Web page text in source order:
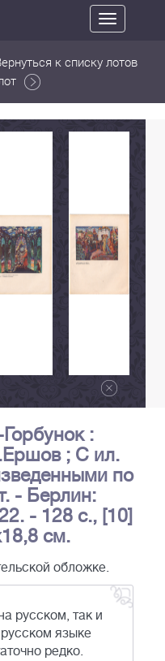
Toggle
navigation
к списку лотов
:
; С ил.
по
- Берлин:
- 128 с., [10]
см.
обложке.
русском, так и
языке
редко.